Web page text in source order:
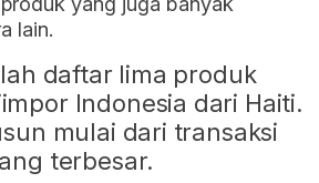
lain.
daftar lima produk
Indonesia dari Haiti.
mulai dari transaksi
terbesar.